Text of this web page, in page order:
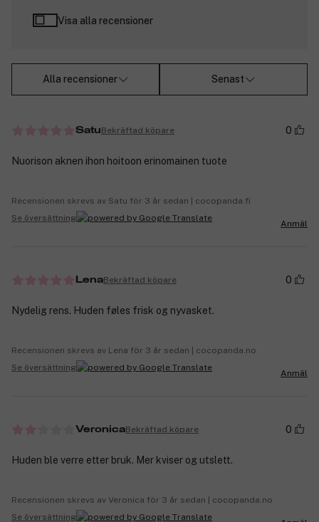
Visa alla recensioner
Alla recensioner Senast
SatuBekräftad köpare 0
Nuorison aknen ihon hoitoon erinomainen tuote
Recensionen skrevs av Satu för 3 år sedan | cocopanda.fi
Se översättning
Anmäl
LenaBekräftad köpare 0
Nydelig rens. Huden føles frisk og nyvasket.
Recensionen skrevs av Lena för 3 år sedan | cocopanda.no
Se översättning
Anmäl
VeronicaBekräftad köpare 0
Huden ble verre etter bruk. Mer kviser og utslett.
Recensionen skrevs av Veronica för 3 år sedan | cocopanda.no
Se översättning